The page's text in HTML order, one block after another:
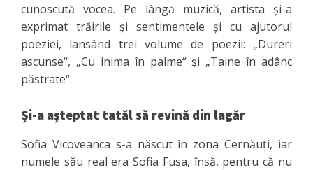
cunoscută vocea. Pe lângă muzică, artista și-a
exprimat trăirile și sentimentele și cu ajutorul
poeziei, lansând trei volume de poezii: „Dureri
ascunse“, „Cu inima în palme“ şi „Taine în adânc
păstrate“.
Și-a așteptat tatăl să revină din lagăr
Sofia Vicoveanca s-a născut în zona Cernăuți, iar
numele său real era Sofia Fusa, însă, pentru că nu